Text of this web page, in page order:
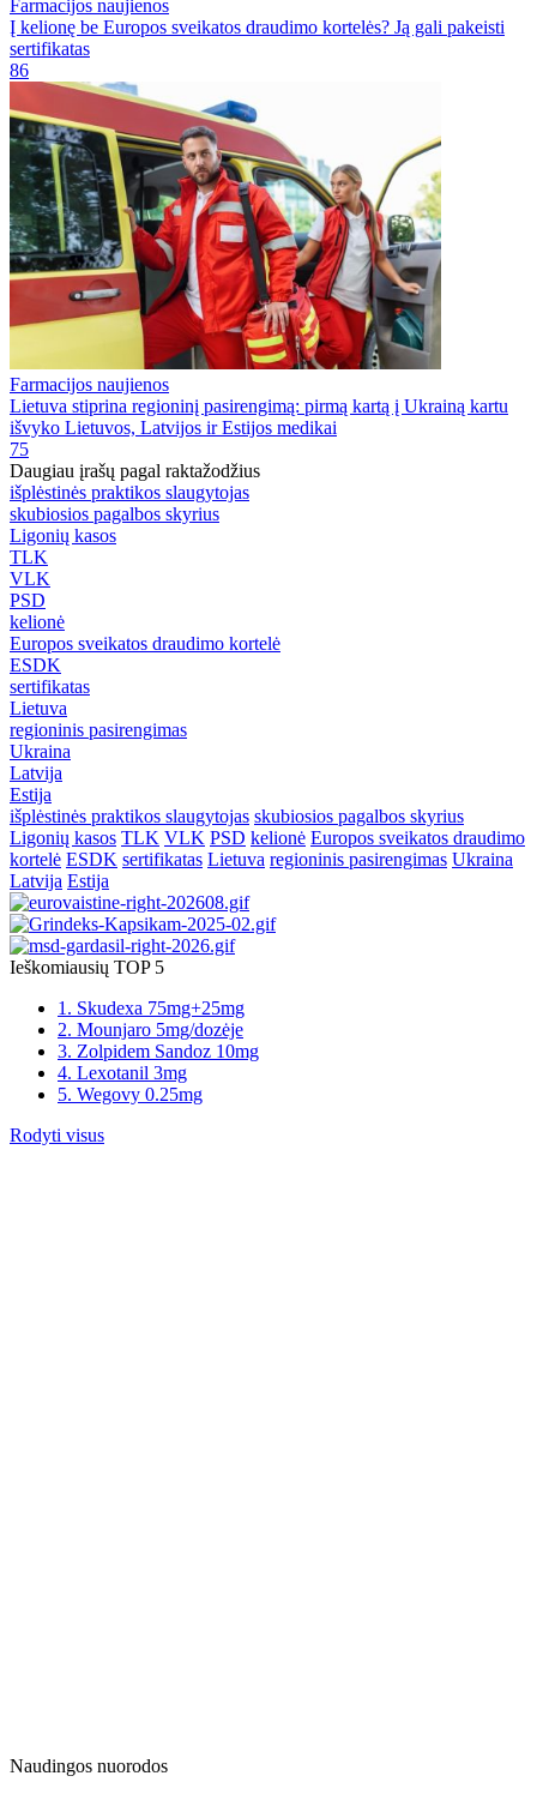
Farmacijos naujienos
Į kelionę be Europos sveikatos draudimo kortelės? Ją gali pakeisti
sertifikatas
86
Farmacijos naujienos
Lietuva stiprina regioninį pasirengimą: pirmą kartą į Ukrainą kartu
išvyko Lietuvos, Latvijos ir Estijos medikai
75
Daugiau įrašų pagal raktažodžius
išplėstinės praktikos slaugytojas
skubiosios pagalbos skyrius
Ligonių kasos
TLK
VLK
PSD
kelionė
Europos sveikatos draudimo kortelė
ESDK
sertifikatas
Lietuva
regioninis pasirengimas
Ukraina
Latvija
Estija
išplėstinės praktikos slaugytojas skubiosios pagalbos skyrius
Ligonių kasos TLK VLK PSD kelionė Europos sveikatos draudimo
kortelė ESDK sertifikatas Lietuva regioninis pasirengimas Ukraina
Latvija Estija
Ieškomiausių TOP 5
1. Skudexa 75mg+25mg
2. Mounjaro 5mg/dozėje
3. Zolpidem Sandoz 10mg
4. Lexotanil 3mg
5. Wegovy 0.25mg
Rodyti visus
Naudingos nuorodos